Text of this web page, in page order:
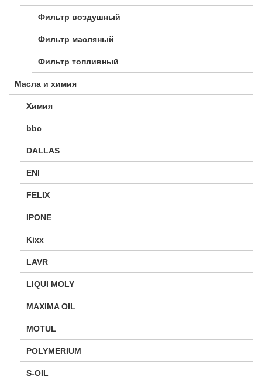
Фильтр воздушный
Фильтр масляный
Фильтр топливный
Масла и химия
Химия
bbc
DALLAS
ENI
FELIX
IPONE
Kixx
LAVR
LIQUI MOLY
MAXIMA OIL
MOTUL
POLYMERIUM
S-OIL